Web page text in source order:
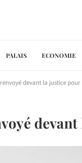
PALAIS ECONOMIE
devant la justice